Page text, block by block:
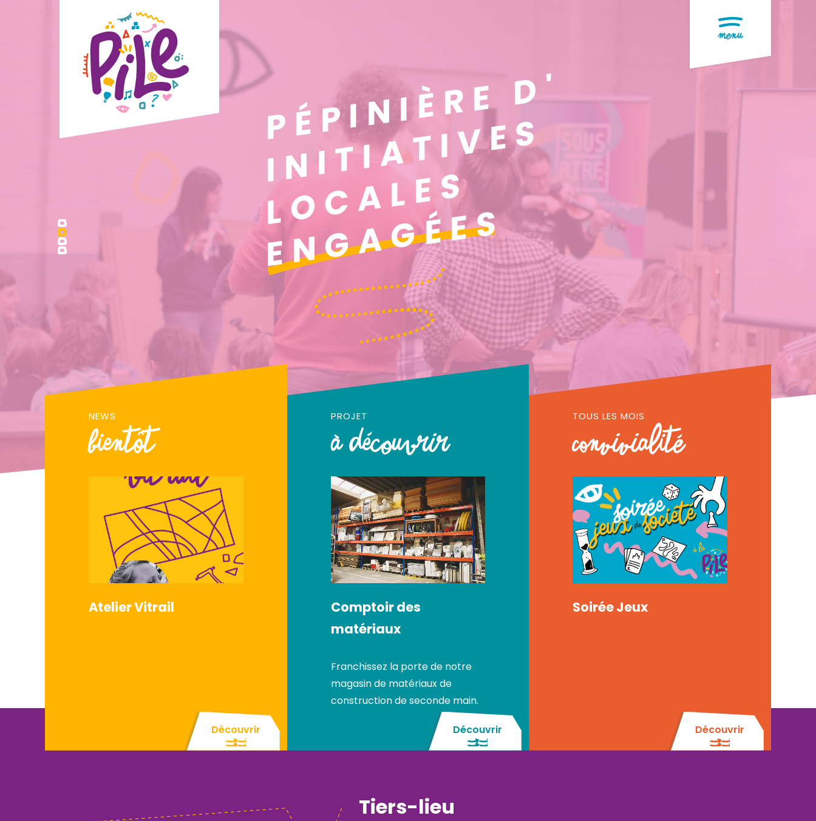
menu
PÉPINIÈRE D'
INITIATIVES
LOCALES
ENGAGÉES
NEWS
Bientôt
Atelier Vitrail
Découvrir
PROJET
à découvrir
Comptoir des
matériaux
Franchissez la porte de notre
magasin de matériaux de
construction de seconde main.
Découvrir
TOUS LES MOIS
Convivialité
Soirée Jeux
Découvrir
Tiers-lieu